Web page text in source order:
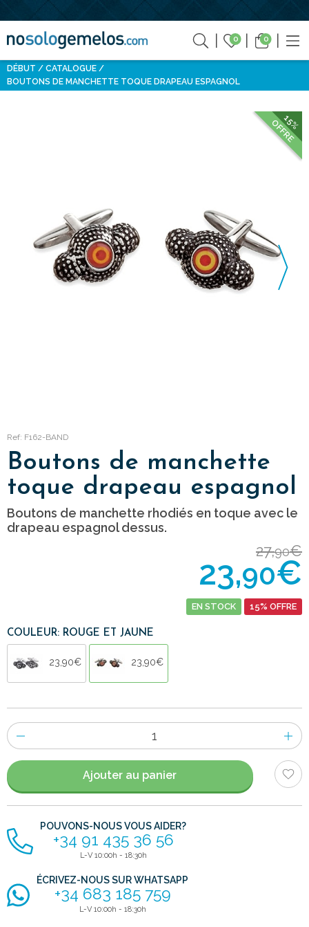
0 0
DÉBUT
CATALOGUE
BOUTONS DE MANCHETTE TOQUE DRAPEAU ESPAGNOL
15%
OFFRE
Ref: F162-BAND
Boutons de manchette
toque drapeau espagnol
Boutons de manchette rhodiés en toque avec le
drapeau espagnol dessus.
27,90€
23,90€
EN STOCK 15% OFFRE
COULEUR: ROUGE ET JAUNE
23,90€ 23,90€
Nombre
d'items
Ajouter au panier
POUVONS-NOUS VOUS AIDER?
+34 91 435 36 56
L-V 10:00h - 18:30h
ÉCRIVEZ-NOUS SUR WHATSAPP
+34 683 185 759
L-V 10:00h - 18:30h